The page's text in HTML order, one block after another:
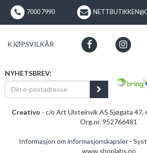
7000 7990
KJØPSVILKÅR
NYHETSBREV:
Creativo - c/o Art Ulsteinvik AS Sjøgata 47,
Org.nr. 952766481
Informasjon om informasjonskapsler -
www.shoplabs.no